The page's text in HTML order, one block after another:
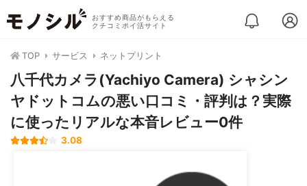
おすすめ商品がもらえる
クチコミポイ活サイト
TOP サービス ネットプリント
八千代カメラ(Yachiyo Camera) シャシン
ヤドットコムの悪い口コミ・評判は？実際
に使ったリアルな本音レビュー0件
3.08